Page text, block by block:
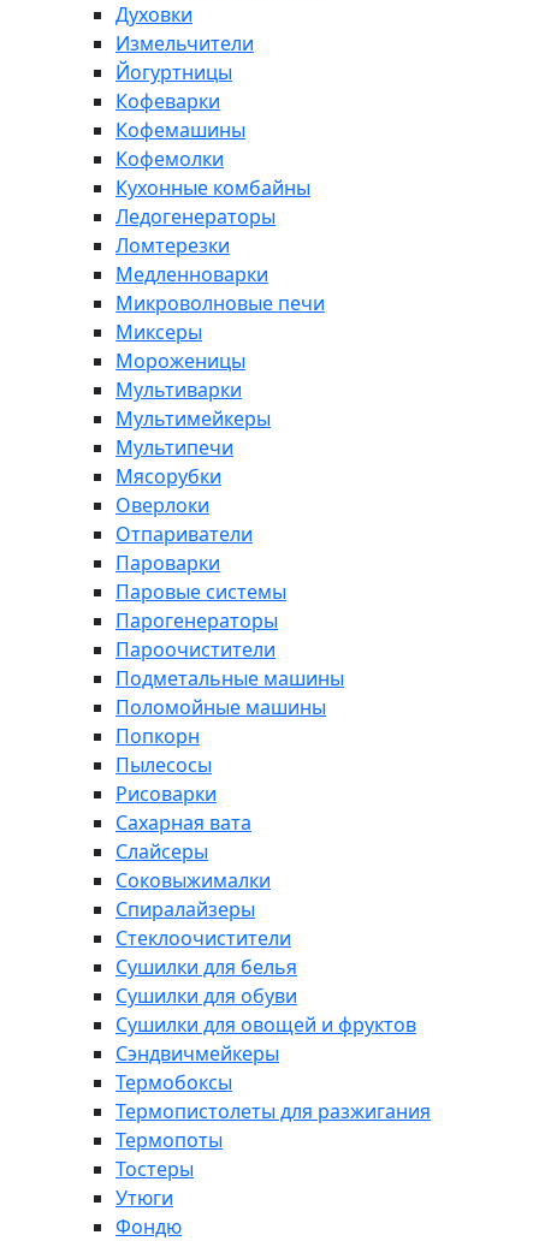
Духовки
Измельчители
Йогуртницы
Кофеварки
Кофемашины
Кофемолки
Кухонные комбайны
Ледогенераторы
Ломтерезки
Медленноварки
Микроволновые печи
Миксеры
Мороженицы
Мультиварки
Мультимейкеры
Мультипечи
Мясорубки
Оверлоки
Отпариватели
Пароварки
Паровые системы
Парогенераторы
Пароочистители
Подметальные машины
Поломойные машины
Попкорн
Пылесосы
Рисоварки
Сахарная вата
Слайсеры
Соковыжималки
Спиралайзеры
Стеклоочистители
Сушилки для белья
Сушилки для обуви
Сушилки для овощей и фруктов
Сэндвичмейкеры
Термобоксы
Термопистолеты для разжигания
Термопоты
Тостеры
Утюги
Фондю